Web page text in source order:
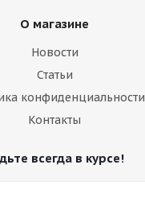
О магазине
Новости
Статьи
конфиденциальности
Контакты
всегда в курсе!